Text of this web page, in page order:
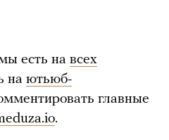
есть на всех
на ютьюб-
главные
.